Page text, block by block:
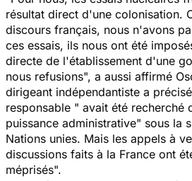
résultat direct d'une colonisation.
discours français, nous n'avons
ces essais, ils nous ont été
directe de l'établissement d'une
nous refusions", a aussi affirmé
dirigeant indépendantiste a
responsable " avait été recherché
puissance administrative" sous la
Nations unies. Mais les appels à
discussions faits à la France ont
méprisés".